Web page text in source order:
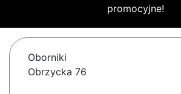
promocyjne!
Oborniki
Obrzycka 76